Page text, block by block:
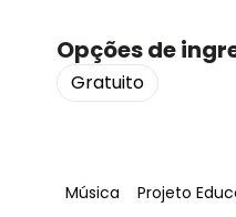
Opções de
Gratuito
Tag:
Música Tag:
Projeto